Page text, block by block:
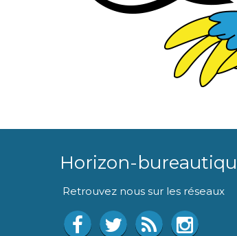
Horizon-
Retrouvez nous sur les réseaux